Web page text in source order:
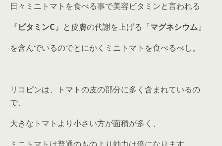
日々ミニトマトを食べる事で美容ビタミンと言われる
『ビタミンC』と皮膚の代謝を上げる『マグネシウム』
を含んでいるのでとにかくミニトマトを食べるべし。
リコピンは、トマトの皮の部分に多く含まれているの
で、
大きなトマトより小さい方が面積が多く、